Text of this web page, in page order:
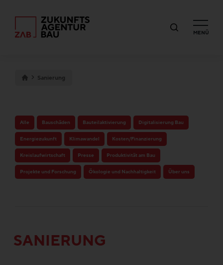
MENÜ
Sanierung
Alle Bauschäden Bauteilaktivierung Digitalisierung Bau
Energiezukunft Klimawandel Kosten/Finanzierung
Kreislaufwirtschaft Presse Produktivität am Bau
Projekte und Forschung Ökologie und Nachhaltigkeit Über uns
SANIERUNG